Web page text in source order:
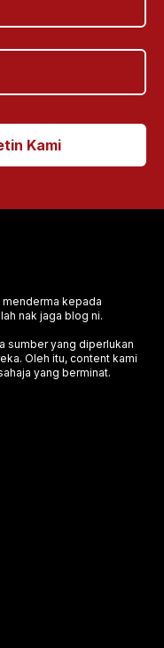
Kami
menderma kepada
nak jaga blog ni.
sumber yang diperlukan
Oleh itu, content kami
yang berminat.